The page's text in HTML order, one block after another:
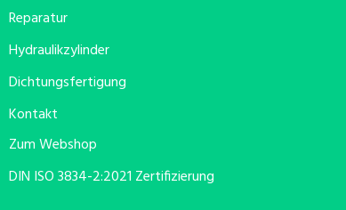
Reparatur
Hydraulikzylinder
Dichtungsfertigung
Kontakt
Zum Webshop
DIN ISO 3834-2:2021 Zertifizierung